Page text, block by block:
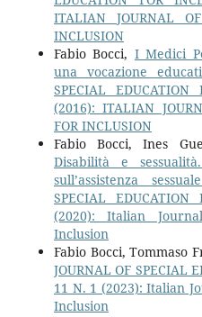
ITALIAN JOURNAL
INCLUSION
Fabio Bocci, I Medici
una vocazione
SPECIAL
(2016): ITALIAN
FOR INCLUSION
Fabio Bocci, Ines
Disabilità e
sull’assistenza
SPECIAL
(2020): Italian
Inclusion
Fabio Bocci, Tommaso
JOURNAL OF SPECIAL
11 N. 1 (2023): Italian
Inclusion